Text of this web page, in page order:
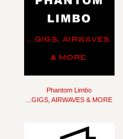
Phantom Limbo
...GIGS, AIRWAVES & MORE